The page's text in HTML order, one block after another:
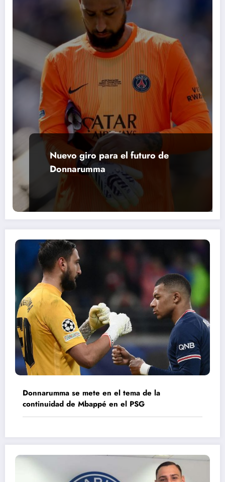
Nuevo giro para el futuro de
Donnarumma
Donnarumma se mete en el tema de la
continuidad de Mbappé en el PSG